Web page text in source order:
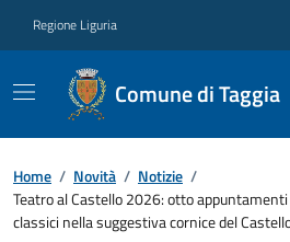
Regione Liguria
Comune di Taggia
Home / Novità / Notizie /
Teatro al Castello 2026: otto
classici nella suggestiva cornice del